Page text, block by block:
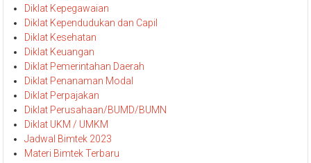
Diklat Kepegawaian
Diklat Kependudukan dan Capil
Diklat Kesehatan
Diklat Keuangan
Diklat Pemerintahan Daerah
Diklat Penanaman Modal
Diklat Perpajakan
Diklat Perusahaan/BUMD/BUMN
Diklat UKM / UMKM
Jadwal Bimtek 2023
Materi Bimtek Terbaru